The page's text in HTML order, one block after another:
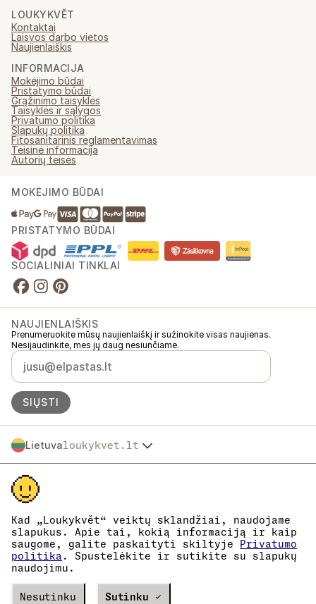
Kad „Loukykvět“ veiktų sklandžiai, naudojame
slapukus. Apie tai, kokią informaciją ir kaip
saugome, galite paskaityti skiltyje
Privatumo
politika . Spustelėkite ir sutikite su slapukų
naudojimu.
Nesutinku Sutinku ✓
LOUKYKVĚT
Kontaktai
Laisvos darbo vietos
Naujienlaiškis
INFORMACIJA
Mokėjimo būdai
Pristatymo būdai
Grąžinimo taisyklės
Taisyklės ir sąlygos
Privatumo politika
Slapukų politika
Fitosanitarinis reglamentavimas
Teisinė informacija
Autorių teisės
MOKĖJIMO BŪDAI
PRISTATYMO BŪDAI
SOCIALINIAI TINKLAI
NAUJIENLAIŠKIS
Prenumeruokite mūsų naujienlaiškį ir sužinokite visas naujienas.
Nesijaudinkite, mes jų daug nesiunčiame.
SIŲSTI
Lietuvaloukykvet.lt
Česko
Slovensko
Polska
Österreich
Deutschland
France
België
Danmark
Eesti
España
Suomi
Loukykvět s.r.o. yra registruota Prahos miesto teismo komerciniame
registre, C skyrius, byla 268616.
EKF00180493.
Augalų pasams išduoti naudojame registracijos numerį 0636.
Mūsų įmonės kodas yra 05663687, PVM mokėtojo kodas –
CZ05663687.
Duomenų dėžutės ID yra eng827q.
EORI kodas yra CZ05663687.
Esame PVM mokėtojai.
Verze20302 PRODUCTION